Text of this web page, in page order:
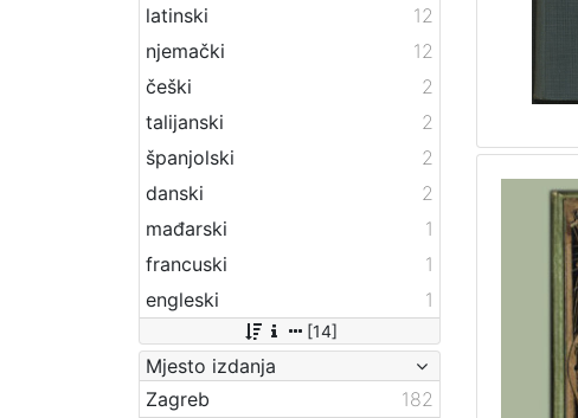
latinski
12
njemački
12
češki
2
talijanski
2
španjolski
2
danski
2
mađarski
1
francuski
1
engleski
1
[14]
Mjesto izdanja
Zagreb
182